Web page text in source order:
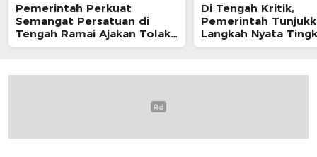
Pemerintah Perkuat
Semangat Persatuan di
Tengah Ramai Ajakan Tolak
Perayaan HUT RI
Di Tengah Kritik,
Pemerintah
Langkah Nyata
Kesejahteraan Guru